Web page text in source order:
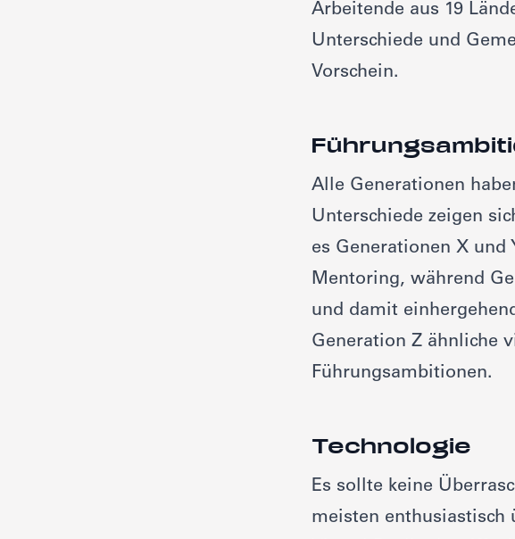
Arbeitende aus 19
Unterschiede und
Vorschein.
Alle Generationen
Unterschiede zeigen
es Generationen X und
Mentoring, während
und damit
Generation Z ähnliche
Führungsambitionen.
Technologie
Es sollte keine
meisten enthusiastisch